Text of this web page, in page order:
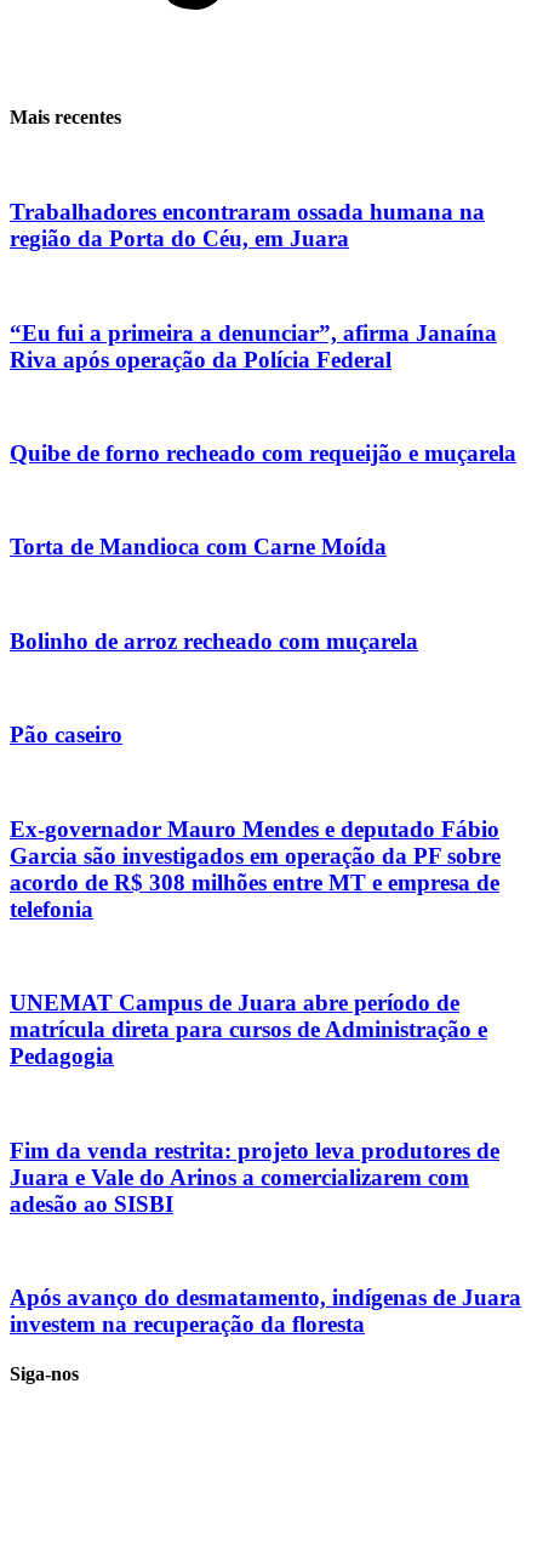
Mais recentes
Trabalhadores encontraram ossada humana na
região da Porta do Céu, em Juara
“Eu fui a primeira a denunciar”, afirma Janaína
Riva após operação da Polícia Federal
Quibe de forno recheado com requeijão e muçarela
Torta de Mandioca com Carne Moída
Bolinho de arroz recheado com muçarela
Pão caseiro
Ex-governador Mauro Mendes e deputado Fábio
Garcia são investigados em operação da PF sobre
acordo de R$ 308 milhões entre MT e empresa de
telefonia
UNEMAT Campus de Juara abre período de
matrícula direta para cursos de Administração e
Pedagogia
Fim da venda restrita: projeto leva produtores de
Juara e Vale do Arinos a comercializarem com
adesão ao SISBI
Após avanço do desmatamento, indígenas de Juara
investem na recuperação da floresta
Siga-nos